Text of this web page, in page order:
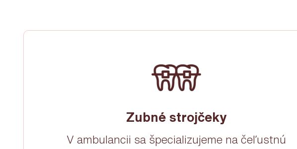
Zubné strojčeky
V ambulancii sa špecializujeme na čeľustnú